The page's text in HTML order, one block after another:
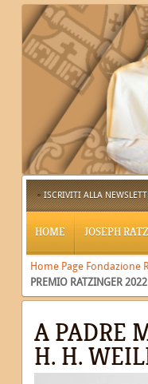
ISCRIVITI ALLA
HOME JOSEPH
Home Page Fondazione
PREMIO RATZINGER 2022
A PADRE
H. H.